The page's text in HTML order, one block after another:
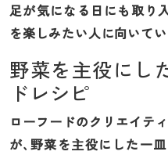
足が気になる日にも取り
を楽しみたい人に向いてい
野菜を主役にし
ドレシピ
ローフードのクリエイテ
が、野菜を主役にした一